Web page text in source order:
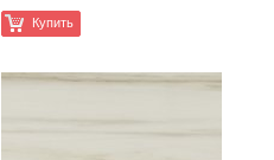
Купить